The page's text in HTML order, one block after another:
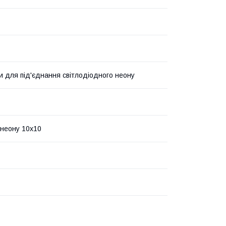
для під'єднання світлодіодного неону
10х10